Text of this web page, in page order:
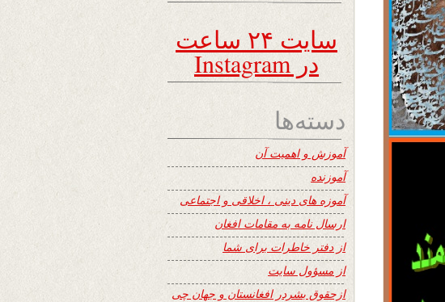
سایت ۲۴ ساعت
در Instagram
دسته‌ها
آموزش و اهمیت آن
آموزنده
آموزه های دینی ، اخلاقی و اجتماعی
ارسال نامه به مقامات افغان
از دفتر خاطرات برای شما
از مسؤول سایت
ازحقوق بشردر افغانستان و جهان چی